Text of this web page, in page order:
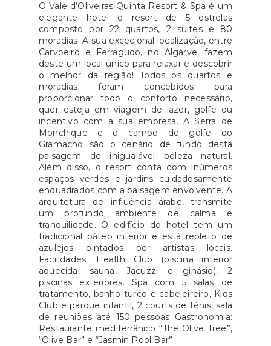
O Vale d’Oliveiras Quinta Resort & Spa é um
elegante hotel e resort de 5 estrelas
composto por 22 quartos, 2 suites e 80
moradias. A sua excecional localização, entre
Carvoeiro e Ferragudo, no Algarve, fazem
deste um local único para relaxar e descobrir
o melhor da região! Todos os quartos e
moradias foram concebidos para
proporcionar todo o conforto necessário,
quer esteja em viagem de lazer, golfe ou
incentivo com a sua empresa. A Serra de
Monchique e o campo de golfe do
Gramacho são o cenário de fundo desta
paisagem de inigualável beleza natural.
Além disso, o resort conta com inúmeros
espaços verdes e jardins cuidadosamente
enquadrados com a paisagem envolvente. A
arquitetura de influência árabe, transmite
um profundo ambiente de calma e
tranquilidade. O edifício do hotel tem um
tradicional páteo interior e está repleto de
azulejos pintados por artistas locais.
Facilidades: Health Club (piscina interior
aquecida, sauna, Jacuzzi e ginásio), 2
piscinas exteriores, Spa com 5 salas de
tratamento, banho turco e cabeleireiro, Kids
Club e parque infantil, 2 courts de ténis, sala
de reuniões até 150 pessoas Gastronomia:
Restaurante mediterrânico “The Olive Tree”,
“Olive Bar” e “Jasmin Pool Bar”